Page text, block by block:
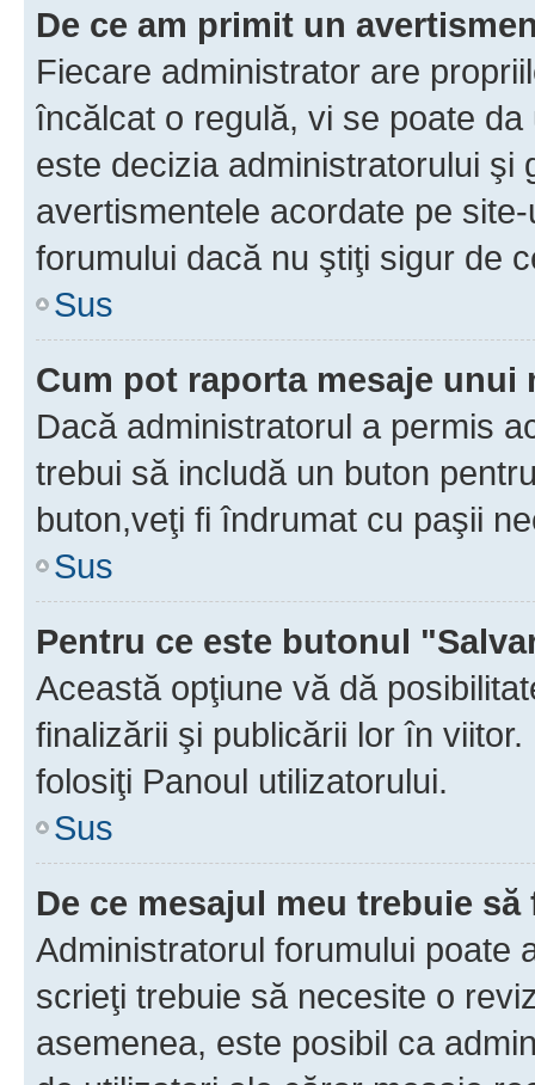
De ce am primit un
Fiecare administrator are
încălcat o regulă, vi se poate
este decizia administratorului şi
avertismentele acordate pe
forumului dacă nu ştiţi sigur de
Sus
Cum pot raporta mesaje unui
Dacă administratorul a permis
trebui să includă un buton
buton,veţi fi îndrumat cu paşii
Sus
Pentru ce este butonul
Această opţiune vă dă
finalizării şi publicării lor în
folosiţi Panoul utilizatorului.
Sus
De ce mesajul meu trebuie
Administratorul forumului poate
scrieţi trebuie să necesite o
asemenea, este posibil ca